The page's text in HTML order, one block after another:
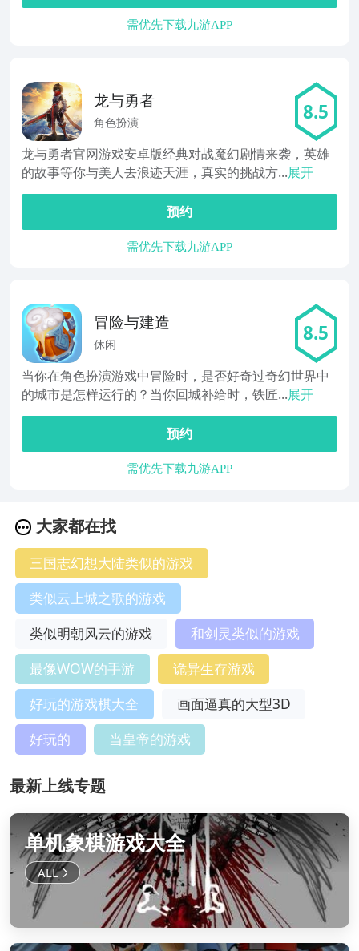
需优先下载九游APP
龙与勇者
角色扮演 8.5
龙与勇者官网游戏安卓版经典对战魔幻剧情来袭，英雄
的故事等你与美人去浪迹天涯，真实的挑战方...展开
预约
需优先下载九游APP
冒险与建造
休闲 8.5
当你在角色扮演游戏中冒险时，是否好奇过奇幻世界中
的城市是怎样运行的？当你回城补给时，铁匠...展开
预约
需优先下载九游APP
大家都在找
三国志幻想大陆类似的游戏
类似云上城之歌的游戏
类似明朝风云的游戏
和剑灵类似的游戏
最像WOW的手游
诡异生存游戏
好玩的游戏棋大全
画面逼真的大型3D
好玩的
当皇帝的游戏
最新上线专题
单机象棋游戏大全